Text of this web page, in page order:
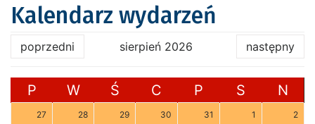
Kalendarz wydarzeń
poprzedni sierpień 2026 następny
P W Ś C P S N
27 28 29 30 31 1 2